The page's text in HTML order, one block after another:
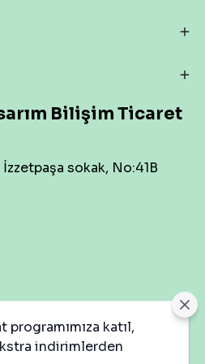
Bilişim Ticaret
sokak, No:41B
programımıza katıl,
indirimlerden